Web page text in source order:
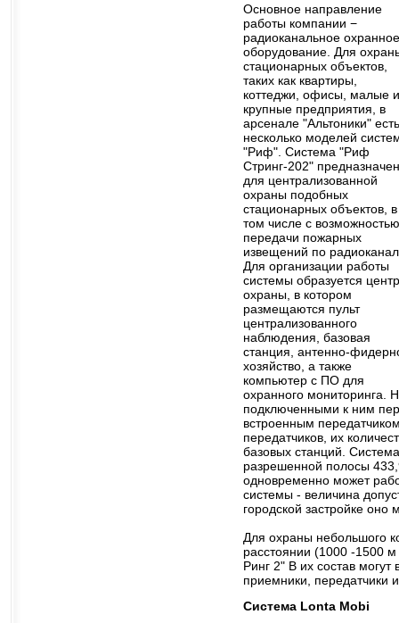
Основное направление
работы компании −
радиоканальное охранное
оборудование. Для
стационарных объектов,
таких как квартиры,
коттеджи, офисы, малые и
крупные предприятия, в
арсенале "Альтоники" есть
несколько моделей
"Риф". Система "Риф
Стринг-202"
для централизованной
охраны подобных
стационарных объектов, в
том числе с возможностью
передачи пожарных
извещений по
Для организации работы
системы образуется центр
охраны, в котором
размещаются пульт
централизованного
наблюдения, базовая
станция, антенно-
хозяйство, а также
компьютер с ПО для
охранного мониторинга.
подключенными к ним
встроенным
передатчиков, их
базовых станций.
разрешенной полосы
одновременно может
системы - величина
городской застройке
Для охраны небольшого
расстоянии (1000 -1500
Ринг 2" В их состав
приемники, передатчики
Система Lonta Mobi